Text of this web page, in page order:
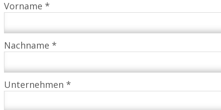
Vorname *
Nachname *
Unternehmen *